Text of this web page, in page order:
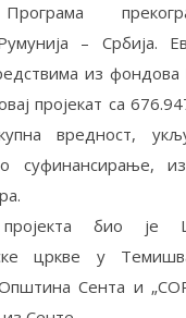
– Србија.
из
пројекат са
вредност,
суфинансирање,
био је
црквe у
Сeнтa и